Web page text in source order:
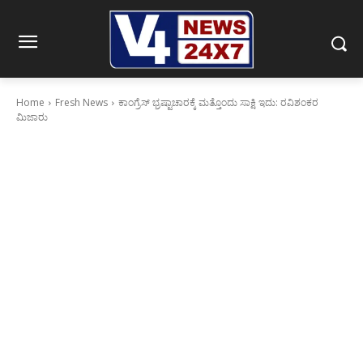
Home Fresh News
ಕಾಂಗ್ರೆಸ್ ಭ್ರಷ್ಟಾಚಾರಕ್ಕೆ ಮತ್ತೊಂದು ಸಾಕ್ಷಿ ಇದು: ರವಿಶಂಕರ
ಮಿಜಾರು